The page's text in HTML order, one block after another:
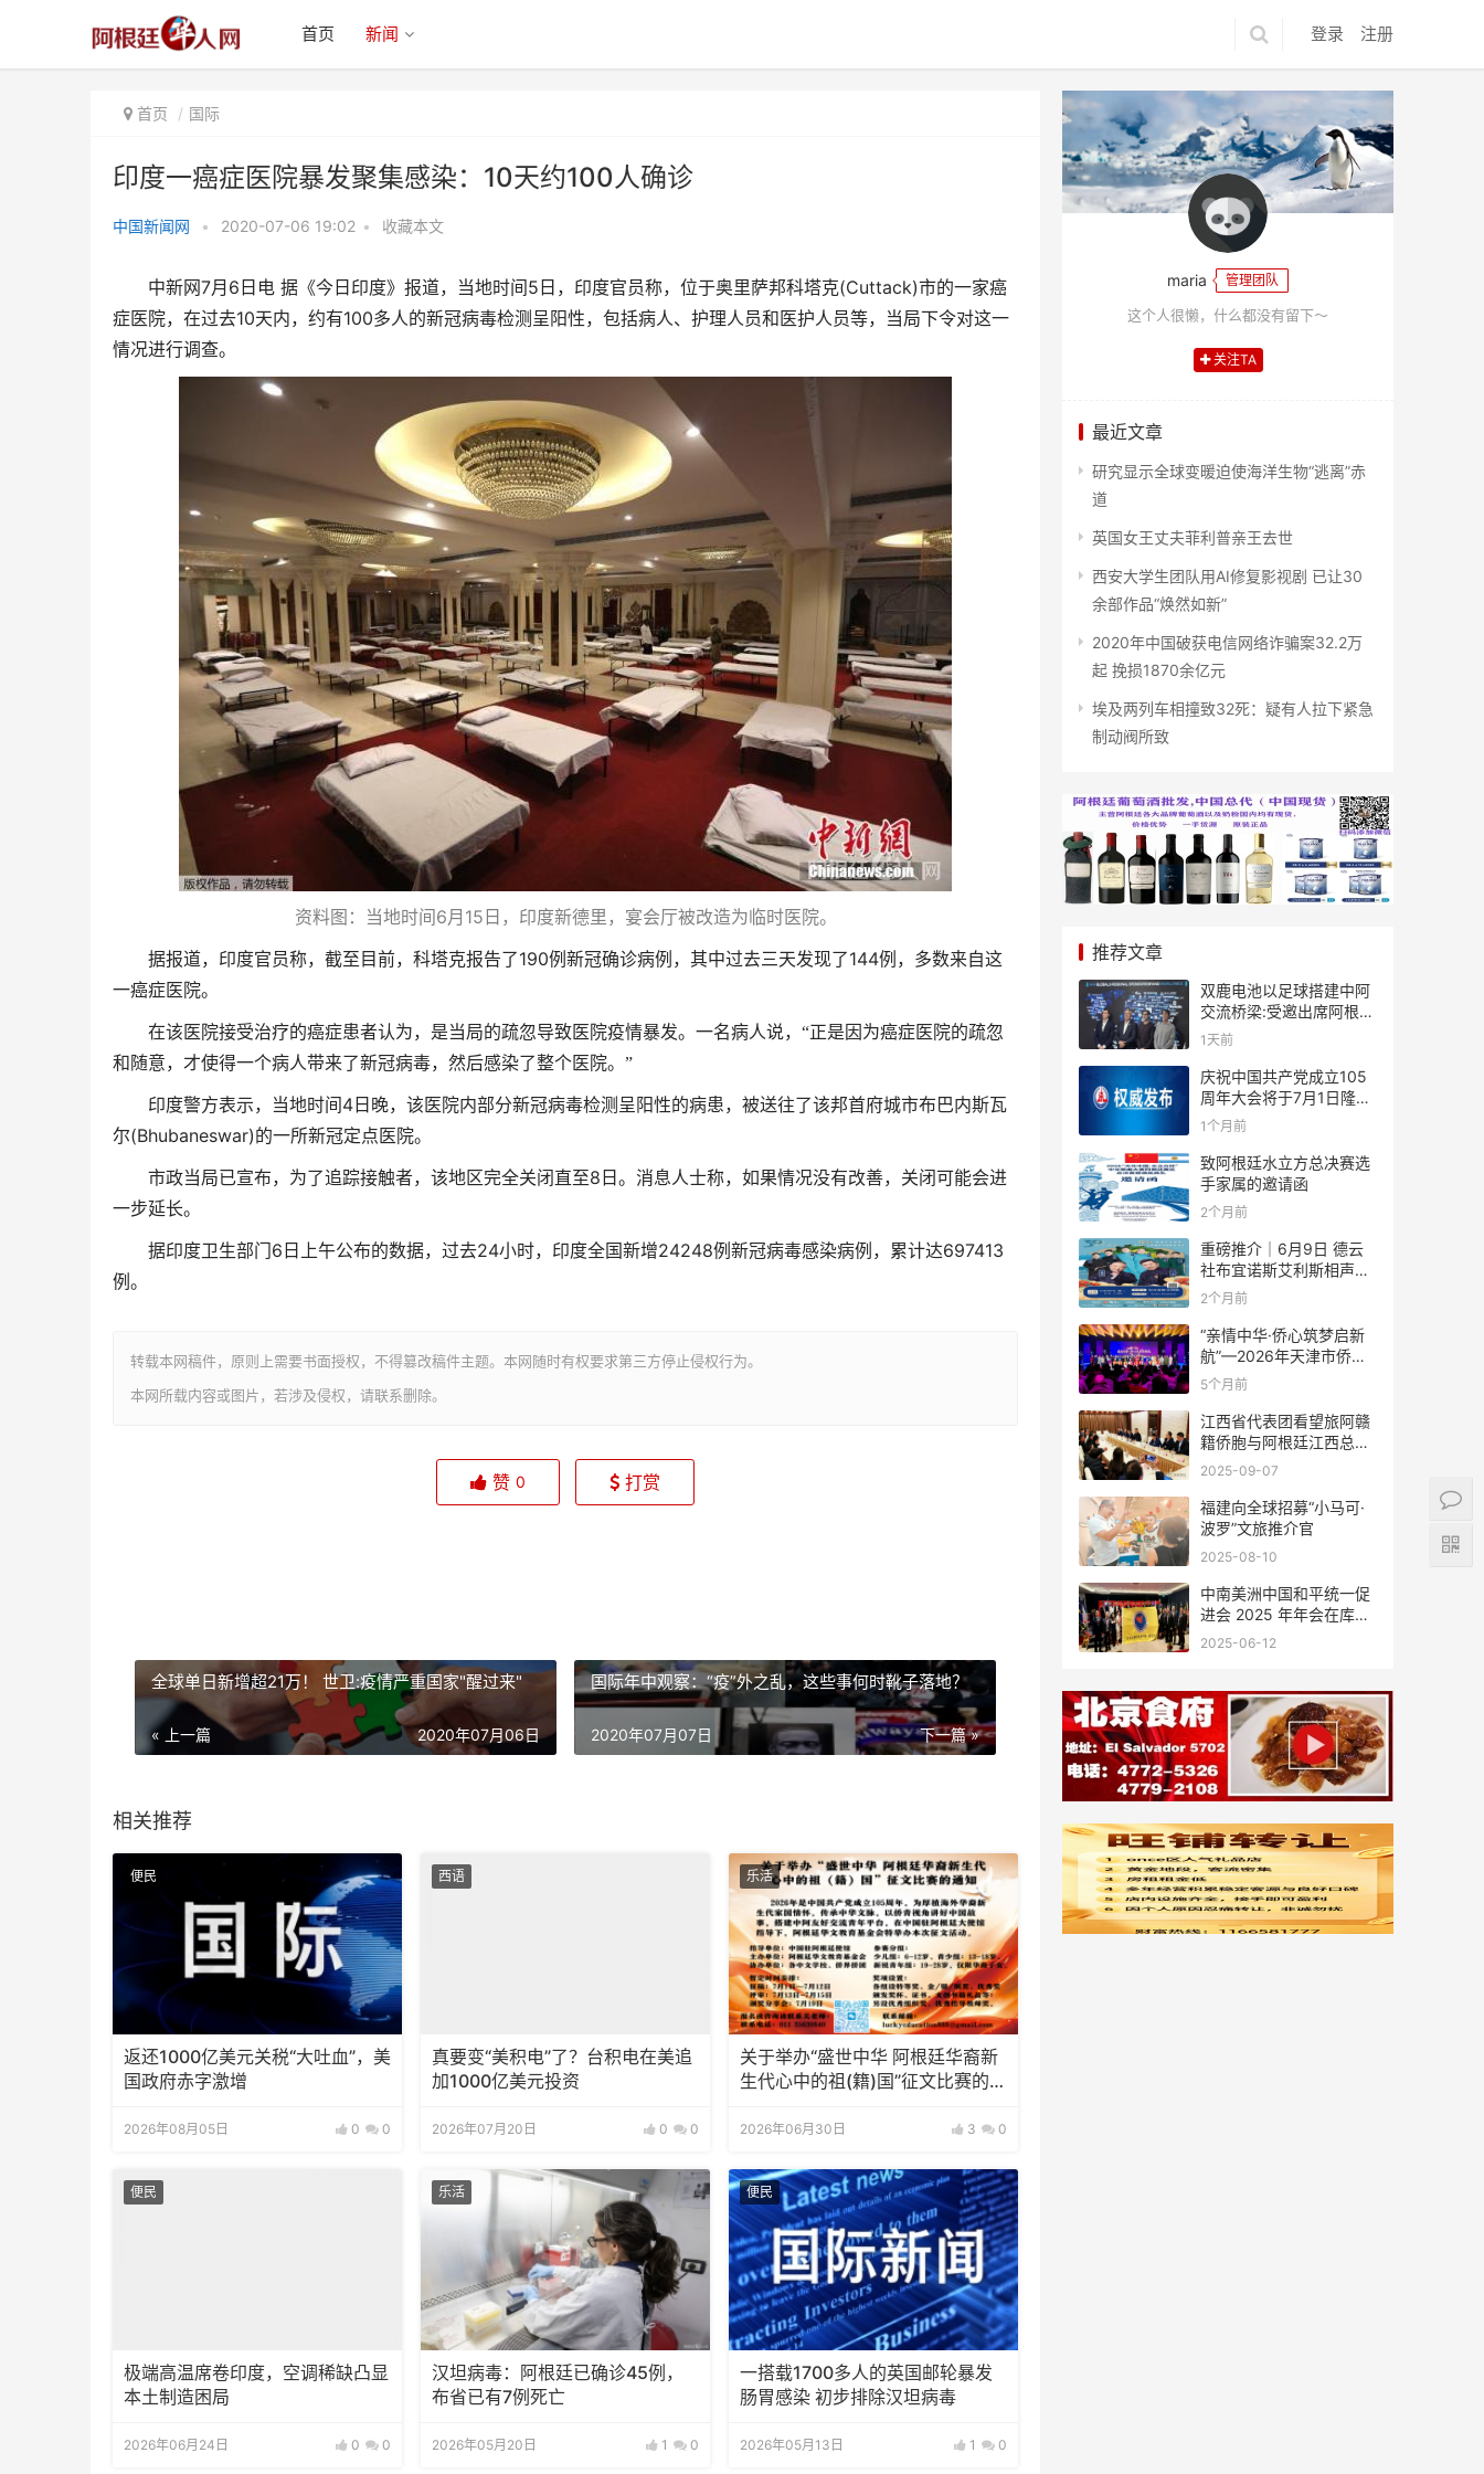
登录 注册
首页 新闻
首页 国际
印度一癌症医院暴发聚集感染：10天约100人确诊
中国新闻网 • 2020-07-06 19:02 • 收藏本文
中新网7月 6 日电 据《今日印度》报道，当地时间 5 日，印度官员称，位于奥里萨邦科塔克(Cuttack)市的一家癌
症医院，在过去10天内，约有100多人的新冠病毒检测呈阳性，包括病人、护理人员和医护人员等，当局下令对这一
情况进行调查。
资料图：当地时间 6月 15 日，印度新德里，宴会厅被改造为临时医院。
据报道，印度官员称，截至目前，科塔克报告了190例新冠确诊病例，其中过去三天发现了144例，多数来自这
一癌症医院。
在该医院接受治疗的癌症患者认为，是当局的疏忽导致医院疫情暴发。一名病人说，“正是因为癌症医院的疏忽
和随意，才使得一个病人带来了新冠病毒，然后感染了整个医院。”
印度警方表示，当地时间 4 日晚，该医院内部分新冠病毒检测呈阳性的病患，被送往了该邦首府城市布巴内斯瓦
尔(Bhubaneswar)的一所新冠定点医院。
市政当局已宣布，为了追踪接触者，该地区完全关闭直至8 日。消息人士称，如果情况没有改善，关闭可能会进
一步延长。
据印度卫生部门 6 日上午公布的数据，过去24小时，印度全国新增24248例新冠病毒感染病例，累计达697413
例。
转载本网稿件，原则上需要书面授权，不得篡改稿件主题。本网随时有权要求第三方停止侵权行为。
本网所载内容或图片，若涉及侵权，请联系删除。
10天约100人确诊
赞 0 打赏
全球单日新增超21万！ 世卫:疫情严重国家"醒过来"
« 上一篇 2020年07月06日
国际年中观察：“疫”外之乱，这些事何时靴子落地？
下一篇 »
2020年07月07日
相关推荐
便民
返还1000亿美元关税“大吐血”，美
国政府赤字激增
2026年08月05日 0 0
西语
真要变“美积电”了？台积电在美追
加1000亿美元投资
2026年07月20日 0 0
乐活
关于举办“盛世中华 阿根廷华裔新
生代心中的祖(籍)国”征文比赛的通
2026年06月30日 3 0
便民
极端高温席卷印度，空调稀缺凸显
本土制造困局
2026年06月24日 0 0
乐活
汉坦病毒：阿根廷已确诊45例，
布省已有7例死亡
2026年05月20日 1 0
便民
一搭载1700多人的英国邮轮暴发
肠胃感染 初步排除汉坦病毒
2026年05月13日 1 0
maria 管理团队
这个人很懒，什么都没有留下～
关注TA
最近文章
研究显示全球变暖迫使海洋生物“逃离”赤
道
英国女王丈夫菲利普亲王去世
西安大学生团队用AI修复影视剧 已让30
余部作品“焕然如新”
2020年中国破获电信网络诈骗案32.2万
起 挽损1870余亿元
埃及两列车相撞致32死：疑有人拉下紧急
制动阀所致
推荐文章
双鹿电池以足球搭建中阿
交流桥梁:受邀出席阿根廷
足协赞助商招待会！
1天前
庆祝中国共产党成立105
周年大会将于7月1日隆重
举行
1个月前
致阿根廷水立方总决赛选
手家属的邀请函
2个月前
重磅推介｜6月9日 德云
社布宜诺斯艾利斯相声专
场！国风曲艺邂逅南美风
结！
2个月前
“亲情中华·侨心筑梦启新
航”—2026年天津市侨界
新春联谊活动成功举办
5个月前
江西省代表团看望旅阿赣
籍侨胞与阿根廷江西总商
会座谈
2025-09-07
福建向全球招募“小马可·
波罗”文旅推介官
2025-08-10
中南美洲中国和平统一促
进会 2025 年年会在库拉
索圆满举行，共绘反“独”
2025-06-12